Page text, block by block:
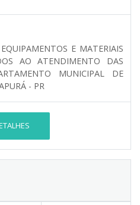
E MATERIAIS
AO ATENDIMENTO DAS
MUNICIPAL DE
- PR